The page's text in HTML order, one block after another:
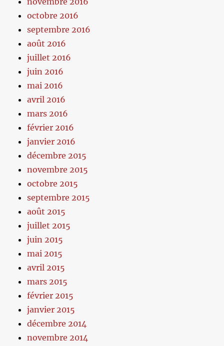
octobre 2016
septembre 2016
août 2016
juillet 2016
juin 2016
mai 2016
avril 2016
mars 2016
février 2016
janvier 2016
décembre 2015
novembre 2015
octobre 2015
septembre 2015
août 2015
juillet 2015
juin 2015
mai 2015
avril 2015
mars 2015
février 2015
janvier 2015
décembre 2014
novembre 2014